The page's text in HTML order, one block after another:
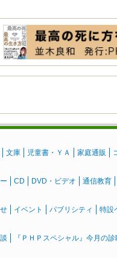
文庫 児童書・ＹＡ 家庭通販
CD DVD・ビデオ 通信教育
イベント パブリシティ 特設
『ＰＨＰスペシャル』今月の診